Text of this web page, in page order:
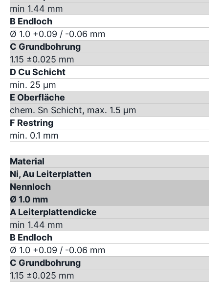
min 1.44 mm
B Endloch
Ø 1.0 +0.09 / -0.06 mm
C Grundbohrung
1.15 ±0.025 mm
D Cu Schicht
min. 25 µm
E Oberfläche
chem. Sn Schicht, max. 1.5 µm
F Restring
min. 0.1 mm
Material
Ni, Au Leiterplatten
Nennloch
Ø 1.0 mm
A Leiterplattendicke
min 1.44 mm
B Endloch
Ø 1.0 +0.09 / -0.06 mm
C Grundbohrung
1.15 ±0.025 mm